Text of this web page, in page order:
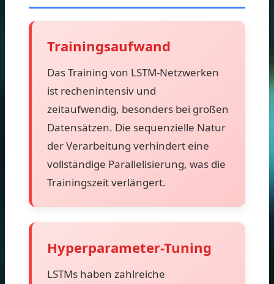
Trainingsaufwand
Das Training von LSTM-Netzwerken
ist rechenintensiv und
zeitaufwendig, besonders bei großen
Datensätzen. Die sequenzielle Natur
der Verarbeitung verhindert eine
vollständige Parallelisierung, was die
Trainingszeit verlängert.
Hyperparameter-Tuning
LSTMs haben zahlreiche